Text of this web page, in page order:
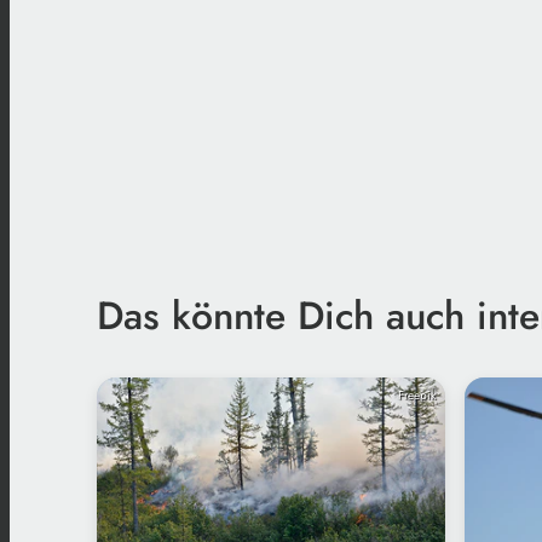
Das könnte Dich auch
Freepik